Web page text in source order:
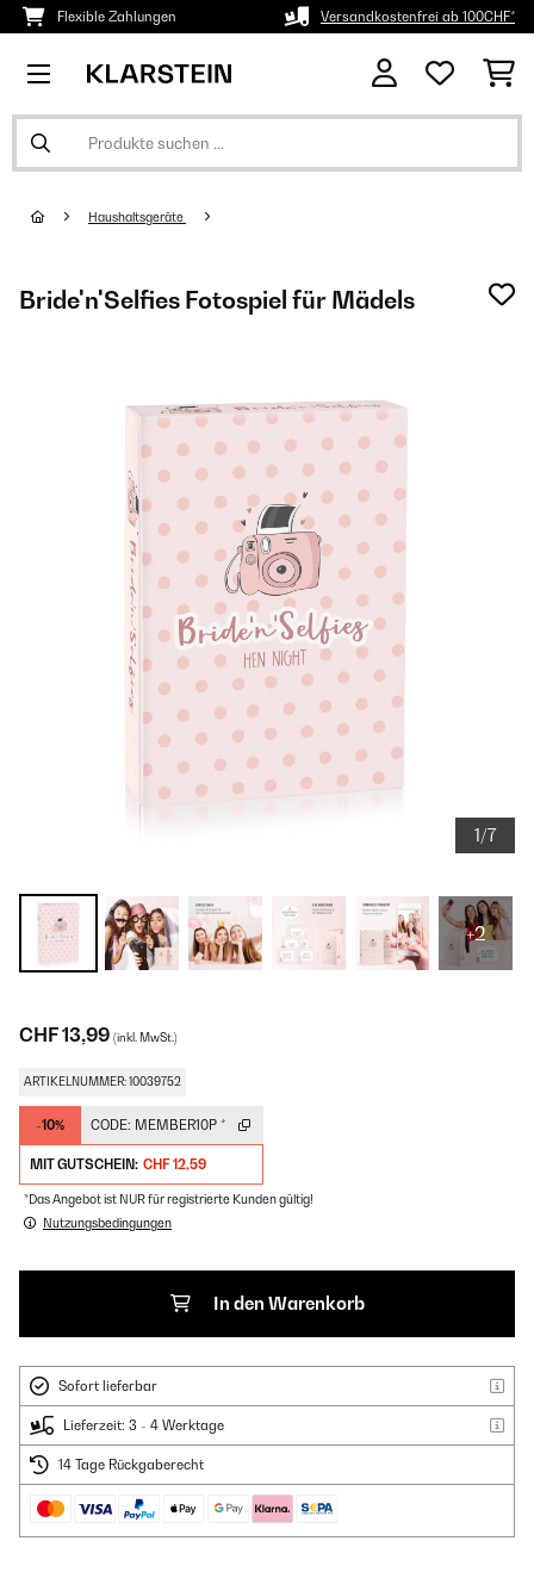
Flexible Zahlungen Versandkostenfrei ab 100CHF*
Haushaltsgeräte
Bride'n'Selfies Fotospiel für Mädels
1/7
+2
CHF 13,99 (inkl. MwSt.)
ARTIKELNUMMER: 10039752
-10% CODE: MEMBER10P *
MIT GUTSCHEIN: CHF 12,59
*Das Angebot ist NUR für registrierte Kunden gültig!
Nutzungsbedingungen
In den Warenkorb
Sofort lieferbar
Lieferzeit: 3 - 4 Werktage
14 Tage Rückgaberecht